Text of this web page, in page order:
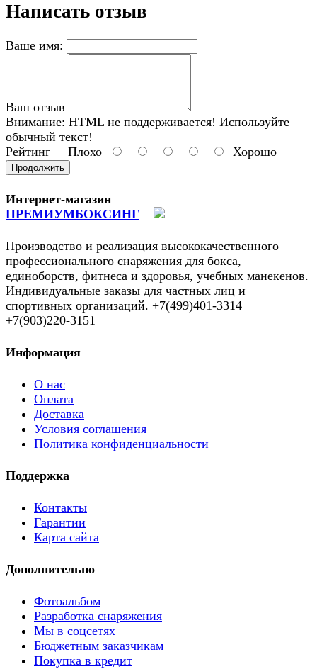
Написать отзыв
Ваше имя:
Ваш отзыв
Внимание: HTML не поддерживается! Используйте
обычный текст!
Рейтинг Плохо Хорошо
Продолжить
Интернет-магазин
ПРЕМИУМБОКСИНГ
Производство и реализация высококачественного
профессионального снаряжения для бокса,
единоборств, фитнеса и здоровья, учебных манекенов.
Индивидуальные заказы для частных лиц и
спортивных организаций. +7(499)401-3314
+7(903)220-3151
Информация
О нас
Оплата
Доставка
Условия соглашения
Политика конфиденциальности
Поддержка
Контакты
Гарантии
Карта сайта
Дополнительно
Фотоальбом
Разработка снаряжения
Мы в соцсетях
Бюджетным заказчикам
Покупка в кредит